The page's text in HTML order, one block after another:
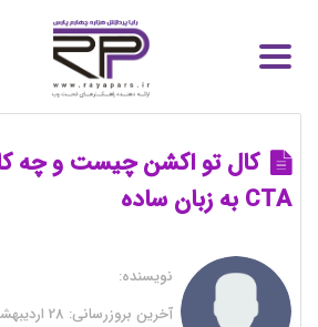
کال تو اکشن چیست و چه
CTA به زبان ساده
نویسنده:
آخرین بروزرسانی: